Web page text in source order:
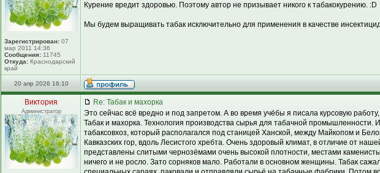
Зарегистрирован: 07
мар 2011 14:36
Сообщения: 11745
Откуда: Краснодарский
край
Курение вредит здоровью. Поэтому автор не призывает никого к табакокурению. :D
Мы будем выращивать табак исключительно для применения в качестве
20 апр 2026 16:10
Виктория
Администратор
Re: Табак и махорка
Это сейчас всё вредно и под запретом. А во время учёбы я писала курсовую
Табак и махорка. Технология производства сырья для табачной промышленности.
табаксовхоз, который располагался под станицей Ханской, между Майкопом и
Кавказских гор, вдоль Лесистого хребта. Очень здоровый климат, в отличие от
представлены слитыми чернозёмами очень высокой плотности, местами
ничего и не росло. Зато сорняков мало. Работали в основном женщины. Табак